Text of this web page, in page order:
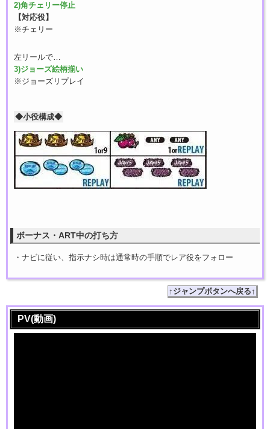
2)角チェリー停止
【対応役】
※チェリー
左リールで…
3)ジョーズ絵柄揃い
※ジョーズリプレイ
◆小役構成◆
ボーナス・ART中の打ち方
・ナビに従い、指示ナシ時は通常時の手順でレア役をフォロー
↑ジャンプボタンへ戻る↑
PV(動画)